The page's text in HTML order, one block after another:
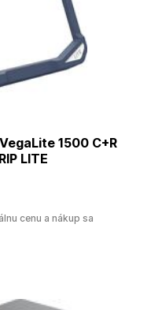
1500 C+R
LITE
cenu a nákup sa